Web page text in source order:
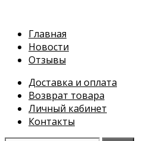
содержимому
Главная
Новости
Отзывы
Доставка и оплата
Возврат товара
Личный кабинет
Контакты